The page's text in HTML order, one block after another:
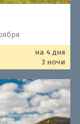
на 4 дня
3 ночи